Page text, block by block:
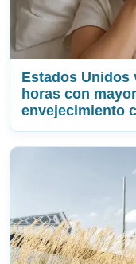
Estados Unidos
horas con
envejecimiento